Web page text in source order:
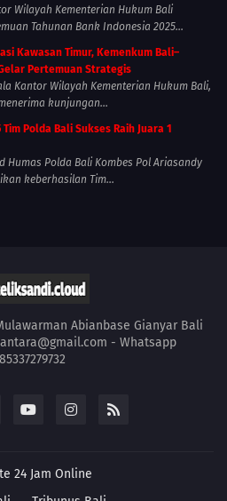
Wilayah Kementerian Hukum Bali
Tahunan Bank Indonesia 2025...
Kawasan Timur, Kemenkum Bali–
Pertemuan Strategis
Kantor Wilayah Kementerian Hukum Bali,
kunjungan...
Polda Bali Sukses Raih Juara 1
Humas Polda Bali Kombes Pol Ariasandy
keberhasilan Tim...
Abianbase Gianyar Bali
- Whatsapp
24 Jam Online